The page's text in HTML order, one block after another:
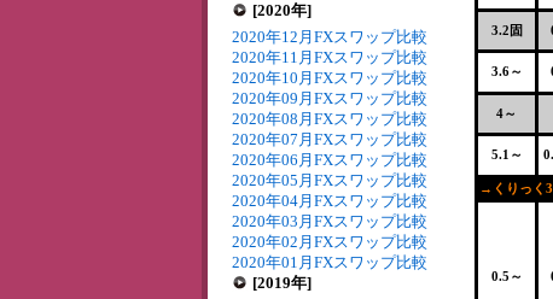
[2020年]
2020年12月FXスワップ比較
2020年11月FXスワップ比較
2020年10月FXスワップ比較
2020年09月FXスワップ比較
2020年08月FXスワップ比較
2020年07月FXスワップ比較
2020年06月FXスワップ比較
2020年05月FXスワップ比較
2020年04月FXスワップ比較
2020年03月FXスワップ比較
2020年02月FXスワップ比較
2020年01月FXスワップ比較
[2019年]
3.2固
3.6～
4～
5.1～
→くりっく
0.5～